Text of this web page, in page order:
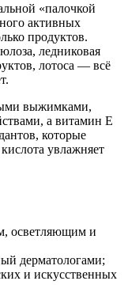
«палочкой
активных
продуктов.
ледниковая
лотоса — всё
выжимками,
а витамин Е
которые
увлажняет
осветляющим и
дерматологами;
и искусственных